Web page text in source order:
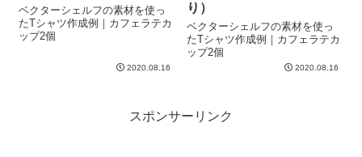
ベクターシェルフの素材を使っ
たTシャツ作成例｜カフェラテカ
ップ2個
2020.08.16
り）
ベクターシェルフの素材を使っ
たTシャツ作成例｜カフェラテカ
ップ2個
2020.08.16
スポンサーリンク